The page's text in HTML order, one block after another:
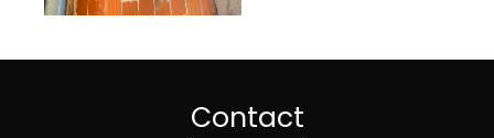
Contact